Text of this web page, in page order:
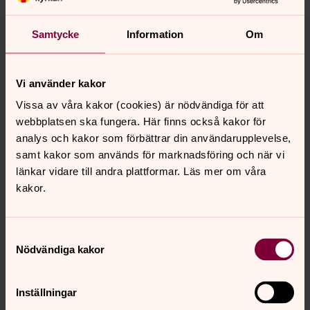
Samtycke Information Om
Vi använder kakor
Vissa av våra kakor (cookies) är nödvändiga för att
webbplatsen ska fungera. Här finns också kakor för
analys och kakor som förbättrar din användarupplevelse,
samt kakor som används för marknadsföring och när vi
länkar vidare till andra plattformar. Läs mer om våra
kakor.
Nödvändiga kakor
Inställningar
för att uppfylla en rättslig förpliktelse
för att utföra en uppgift av allmänt intresse eller som
ett led i myndighetsutövning
rättsliga anspråk
för arkivändamål av allmänt intresse eller av
vetenskapliga, historiska eller statistiska ändamål
av skäl som rör ett allmänt viktigt intresse på
folkhälsoområdet.
Rätt till skadestånd
personuppgifter har behandlats i strid med
skadestånd.
Om du anser att vår behandling är olaglig eller inte
utförs på ett korrekt sätt har rätt att inge ett klagomål till